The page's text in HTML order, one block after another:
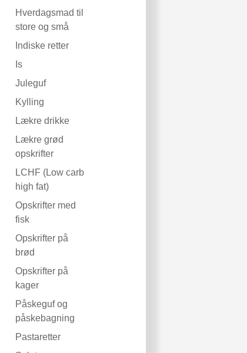
Hverdagsmad til
store og små
Indiske retter
Is
Juleguf
Kylling
Lækre drikke
Lækre grød
opskrifter
LCHF (Low carb
high fat)
Opskrifter med
fisk
Opskrifter på
brød
Opskrifter på
kager
Påskeguf og
påskebagning
Pastaretter